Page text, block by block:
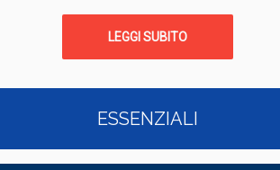
LEGGI SUBITO
ESSENZIALI